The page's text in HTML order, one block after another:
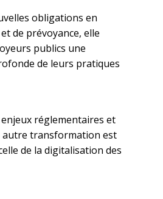
obligations en
de prévoyance, elle
publics une
de leurs pratiques
réglementaires et
autre transformation est
de la digitalisation des